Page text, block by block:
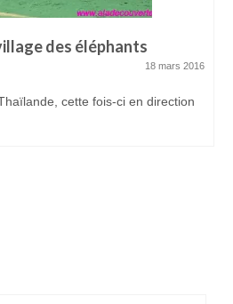
des éléphants
18 mars 2016
cette fois-ci en direction